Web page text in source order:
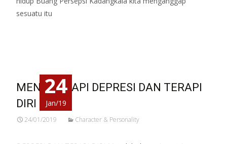
sesuatu itu
24
Jan/19
MENGHADAPI DEPRESI DAN TERAPI
DIRI
24/01/2019 Character & Personality